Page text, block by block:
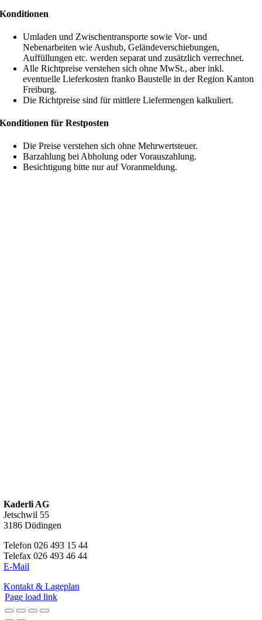
Konditionen
Umladen und Zwischentransporte sowie Vor- und
Nebenarbeiten wie Aushub, Geländeverschiebungen,
Auffüllungen etc. werden separat und zusätzlich verrechnet.
Alle Richtpreise verstehen sich ohne MwSt., aber inkl.
eventuelle Lieferkosten franko Baustelle in der Region Kanton
Freiburg.
Die Richtpreise sind für mittlere Liefermengen kalkuliert.
Konditionen für Restposten
Die Preise verstehen sich ohne Mehrwertsteuer.
Barzahlung bei Abholung oder Vorauszahlung.
Besichtigung bitte nur auf Voranmeldung.
Kaderli AG
Jetschwil 55
3186 Düdingen
Telefon 026 493 15 44
Telefax 026 493 46 44
E-Mail
Kontakt & Lageplan
Page load link